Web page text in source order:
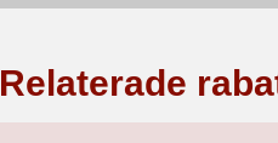
Relaterade